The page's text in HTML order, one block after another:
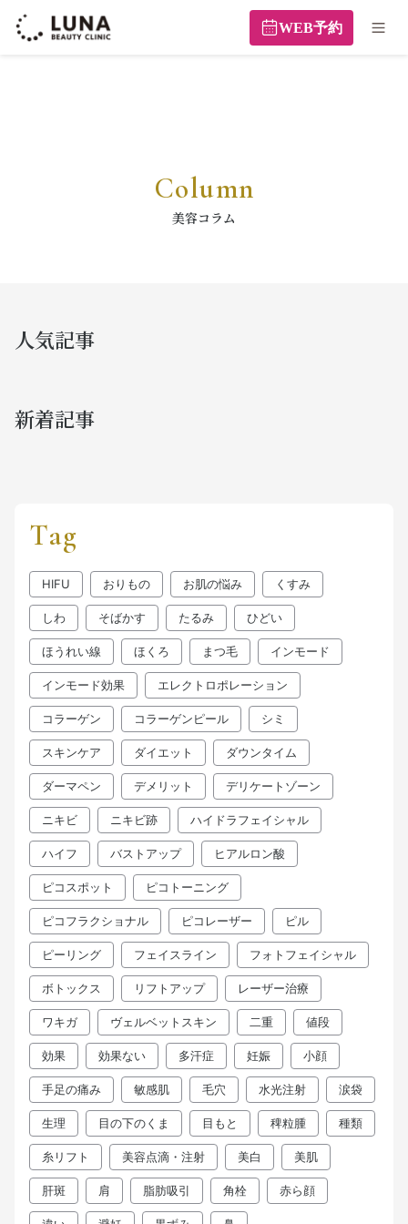
WEB予約
Column
美容コラム
人気記事
新着記事
Tag
HIFU おりもの お肌の悩み くすみ
しわ そばかす たるみ ひどい
ほうれい線 ほくろ まつ毛 インモード
インモード効果 エレクトロポレーション
コラーゲン コラーゲンピール シミ
スキンケア ダイエット ダウンタイム
ダーマペン デメリット デリケートゾーン
ニキビ ニキビ跡 ハイドラフェイシャル
ハイフ バストアップ ヒアルロン酸
ピコスポット ピコトーニング
ピコフラクショナル ピコレーザー ピル
ピーリング フェイスライン フォトフェイシャル
ボトックス リフトアップ レーザー治療
ワキガ ヴェルベットスキン 二重 値段
効果 効果ない 多汗症 妊娠 小顔
手足の痛み 敏感肌 毛穴 水光注射 涙袋
生理 目の下のくま 目もと 稗粒腫 種類
糸リフト 美容点滴・注射 美白 美肌
肝斑 肩 脂肪吸引 角栓 赤ら顔